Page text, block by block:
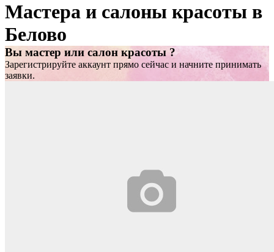
Мастера и салоны красоты в
Белово
Вы мастер или салон красоты ?
Зарегистрируйте аккаунт прямо сейчас и начните принимать
заявки.